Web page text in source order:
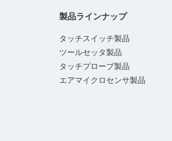
製品ラインナップ
タッチスイッチ製品
ツールセッタ製品
タッチプローブ製品
エアマイクロセンサ製品